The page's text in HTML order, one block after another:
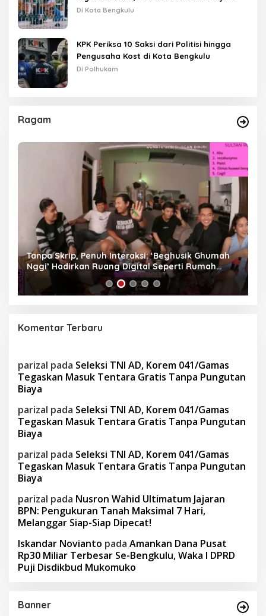
Di Kota Bengkulu
KPK Periksa 10 Saksi dari Politisi hingga
Pengusaha Kost di Kota Bengkulu
Di Polhukam
Ragam
Tanpa Skrip, Penuh Interaksi: ‘Beghusik Ghumah
Nggi’ Hadirkan Ruang Digital Seperti Rumah
Sendiri
Komentar Terbaru
parizal pada Seleksi TNI AD, Korem 041/Gamas
Tegaskan Masuk Tentara Gratis Tanpa Pungutan
Biaya
parizal pada Seleksi TNI AD, Korem 041/Gamas
Tegaskan Masuk Tentara Gratis Tanpa Pungutan
Biaya
parizal pada Seleksi TNI AD, Korem 041/Gamas
Tegaskan Masuk Tentara Gratis Tanpa Pungutan
Biaya
parizal pada Nusron Wahid Ultimatum Jajaran
BPN: Pengukuran Tanah Maksimal 7 Hari,
Melanggar Siap-Siap Dipecat!
Iskandar Novianto pada Amankan Dana Pusat
Rp30 Miliar Terbesar Se-Bengkulu, Waka I DPRD
Puji Disdikbud Mukomuko
Banner